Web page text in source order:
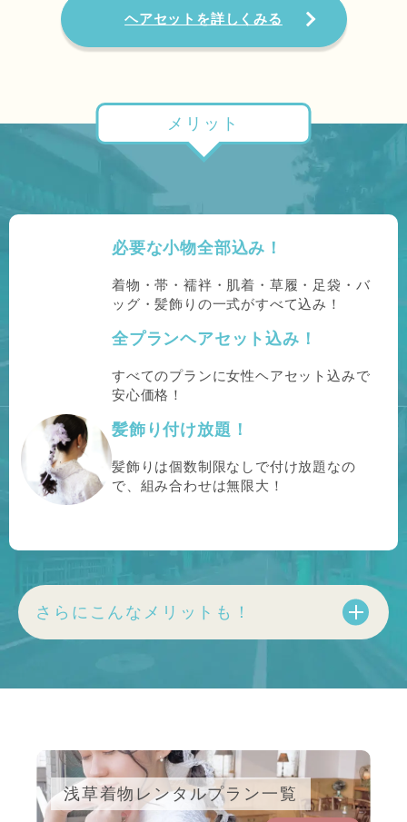
ヘアセットを詳しくみる
メリット
必要な小物全部込み！
着物・帯・襦袢・肌着・草履・足袋・バ
ッグ・髪飾りの一式がすべて込み！
全プランヘアセット込み！
すべてのプランに女性ヘアセット込みで
安心価格！
髪飾り付け放題！
髪飾りは個数制限なしで付け放題なの
で、組み合わせは無限大！
さらにこんなメリットも！
浅草着物レンタルプラン一覧